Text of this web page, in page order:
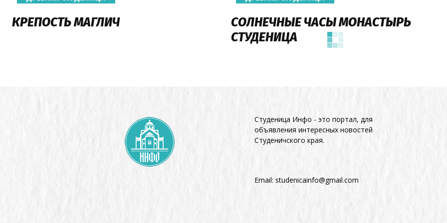
КРЕПОСТЬ МАГЛИЧ
СОЛНЕЧНЫЕ ЧАСЫ МОНАСТЫРЬ
СТУДЕНИЦА
Студеница Инфо - это портал, для
объявления интересных новостей
Студеничского края.
Email: studenicainfo@gmail.com